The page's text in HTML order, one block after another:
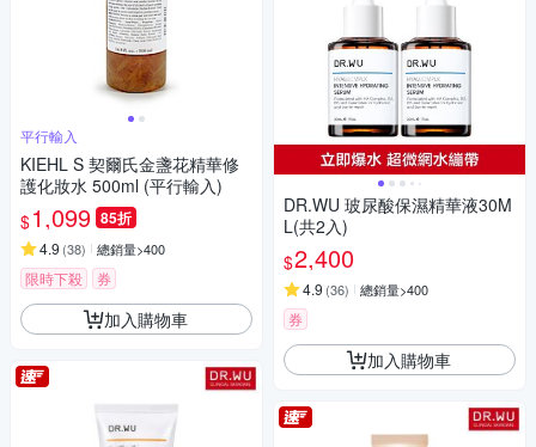
平行輸入
KIEHL S 契爾氏金盞花精華修
護化妝水 500ml (平行輸入)
$1,099 85折
4.9 (38) 總銷量>400
限時下殺 券
加入購物車
DR.WU 玻尿酸保濕精華液30M
L(共2入)
$2,400
4.9 (36) 總銷量>400
券
加入購物車